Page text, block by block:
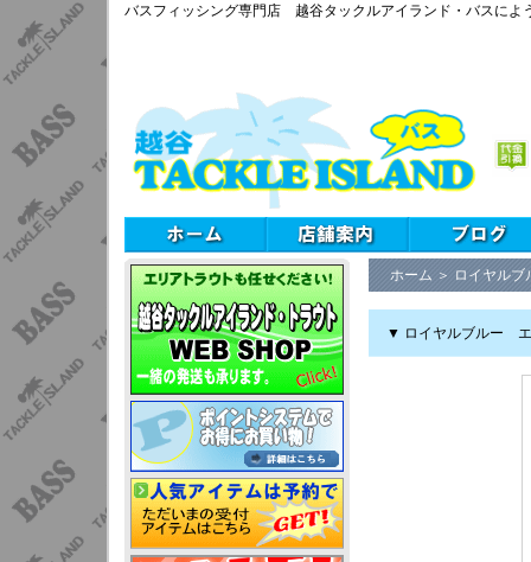
バスフィッシング専門店 越谷タックルアイランド・バスによ
ホーム ＞ ロイヤルブ
▼ ロイヤルブルー